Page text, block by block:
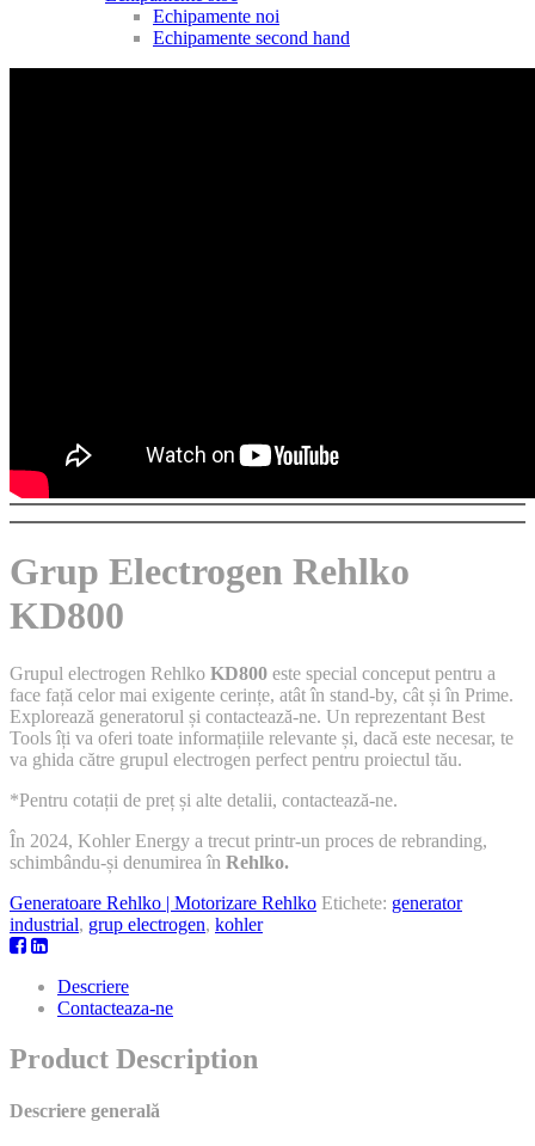
Echipamente noi
Echipamente second hand
Grup Electrogen Rehlko
KD800
Grupul electrogen Rehlko KD800 este special conceput pentru a
face față celor mai exigente cerințe, atât în stand-by, cât și în Prime.
Explorează generatorul și contactează-ne. Un reprezentant Best
Tools îți va oferi toate informațiile relevante și, dacă este necesar, te
va ghida către grupul electrogen perfect pentru proiectul tău.
*Pentru cotații de preț și alte detalii, contactează-ne.
În 2024, Kohler Energy a trecut printr-un proces de rebranding,
schimbându-și denumirea în Rehlko.
Generatoare Rehlko | Motorizare Rehlko Etichete: generator
industrial, grup electrogen, kohler
Descriere
Contacteaza-ne
Product Description
Descriere generală